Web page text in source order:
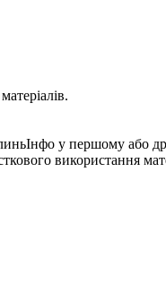
у першому або
використання